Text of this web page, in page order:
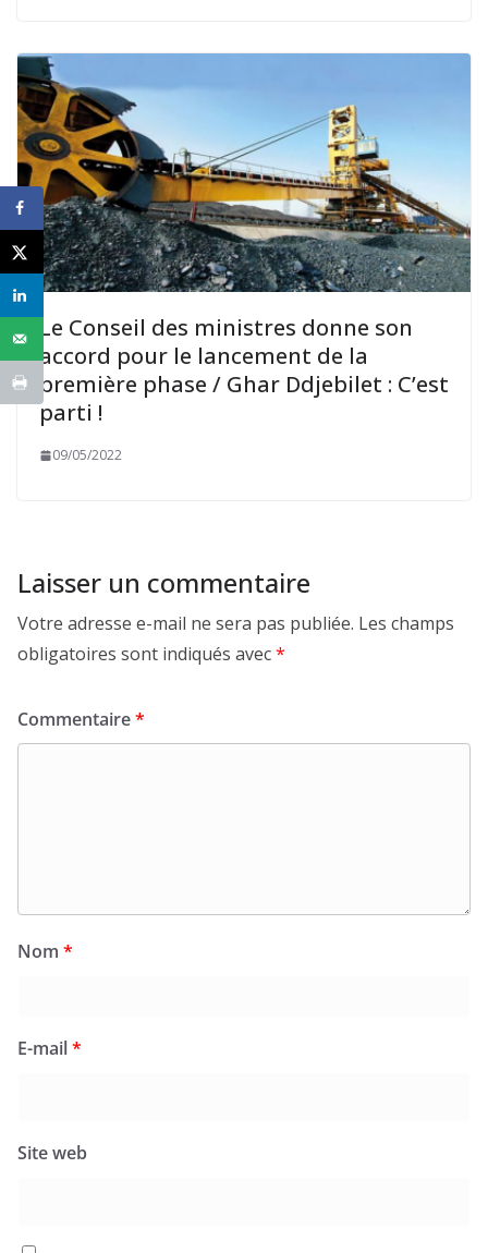
Le Conseil des ministres donne son
accord pour le lancement de la
première phase / Ghar Ddjebilet : C’est
parti !
09/05/2022
Laisser un commentaire
Votre adresse e-mail ne sera pas publiée. Les champs
obligatoires sont indiqués avec*
Commentaire*
Nom *
E-mail*
Site web